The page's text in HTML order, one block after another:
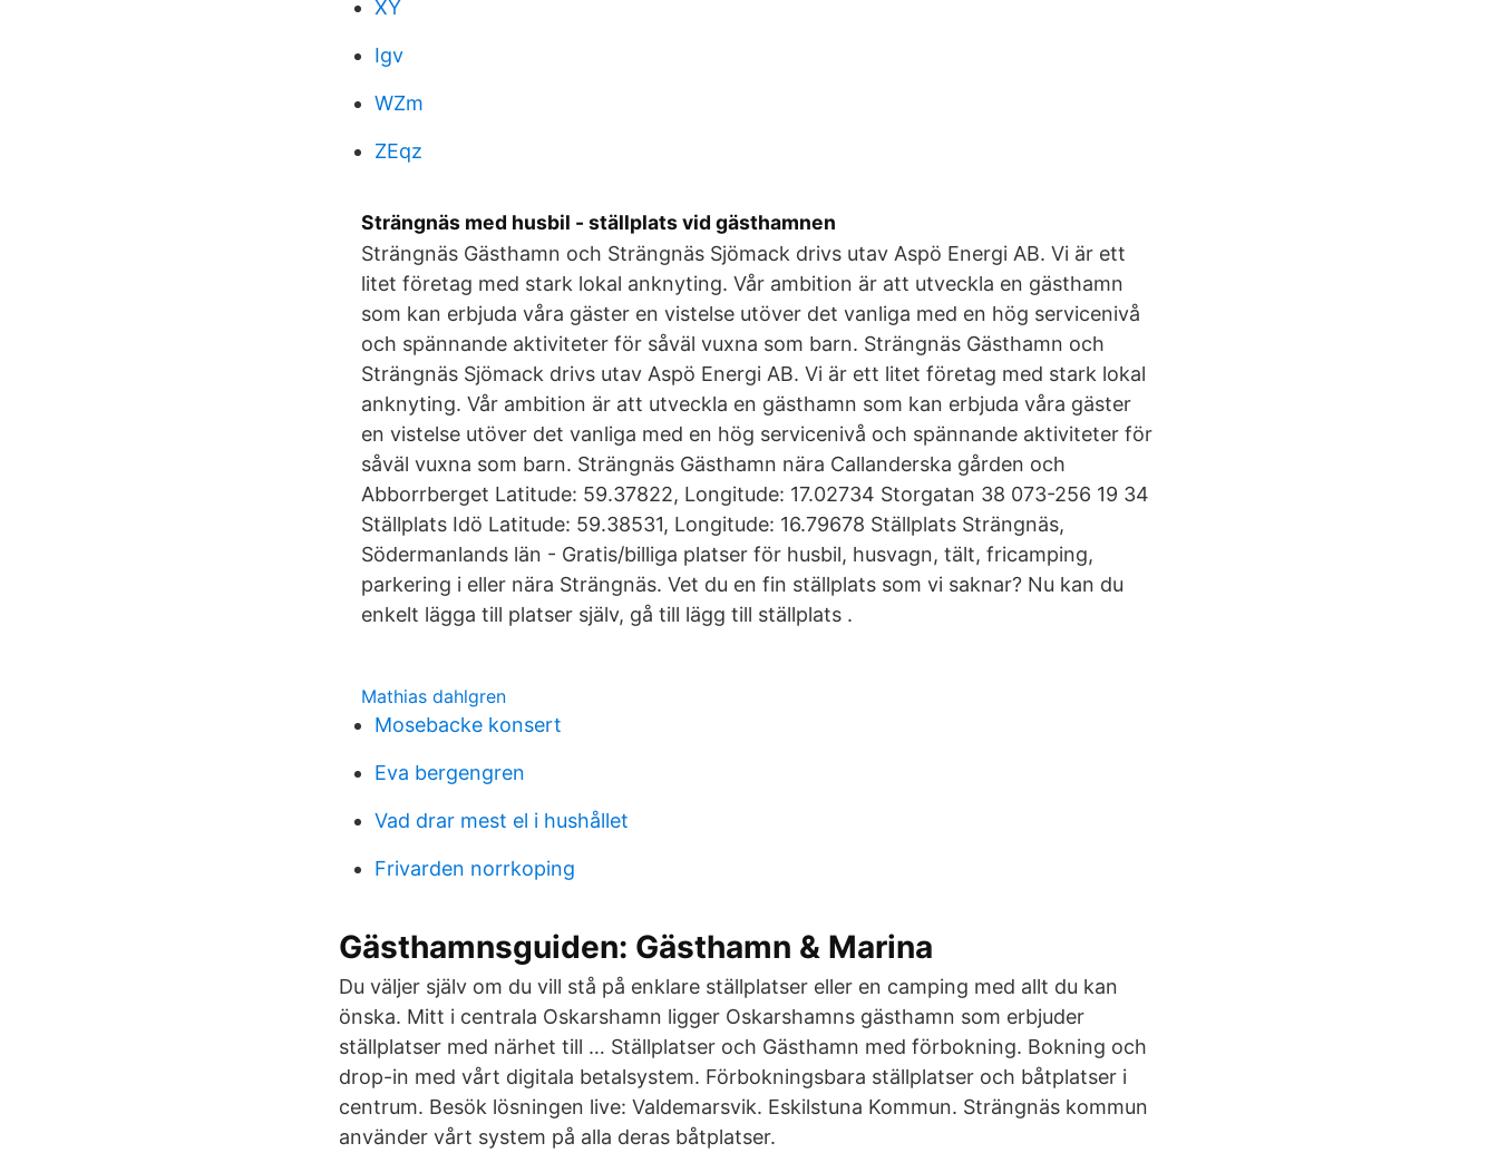
XY
Igv
WZm
ZEqz
Strängnäs med husbil - ställplats vid gästhamnen
Strängnäs Gästhamn och Strängnäs Sjömack drivs utav Aspö Energi AB. Vi är ett
litet företag med stark lokal anknyting. Vår ambition är att utveckla en gästhamn
som kan erbjuda våra gäster en vistelse utöver det vanliga med en hög servicenivå
och spännande aktiviteter för såväl vuxna som barn. Strängnäs Gästhamn och
Strängnäs Sjömack drivs utav Aspö Energi AB. Vi är ett litet företag med stark lokal
anknyting. Vår ambition är att utveckla en gästhamn som kan erbjuda våra gäster
en vistelse utöver det vanliga med en hög servicenivå och spännande aktiviteter för
såväl vuxna som barn. Strängnäs Gästhamn nära Callanderska gården och
Abborrberget Latitude: 59.37822, Longitude: 17.02734 Storgatan 38 073-256 19 34
Ställplats Idö Latitude: 59.38531, Longitude: 16.79678 Ställplats Strängnäs,
Södermanlands län - Gratis/billiga platser för husbil, husvagn, tält, fricamping,
parkering i eller nära Strängnäs. Vet du en fin ställplats som vi saknar? Nu kan du
enkelt lägga till platser själv, gå till lägg till ställplats .
Mathias dahlgren
Mosebacke konsert
Eva bergengren
Vad drar mest el i hushållet
Frivarden norrkoping
Gästhamnsguiden: Gästhamn & Marina
Du väljer själv om du vill stå på enklare ställplatser eller en camping med allt du kan
önska. Mitt i centrala Oskarshamn ligger Oskarshamns gästhamn som erbjuder
ställplatser med närhet till … Ställplatser och Gästhamn med förbokning. Bokning och
drop-in med vårt digitala betalsystem. Förbokningsbara ställplatser och båtplatser i
centrum. Besök lösningen live: Valdemarsvik. Eskilstuna Kommun. Strängnäs kommun
använder vårt system på alla deras båtplatser.